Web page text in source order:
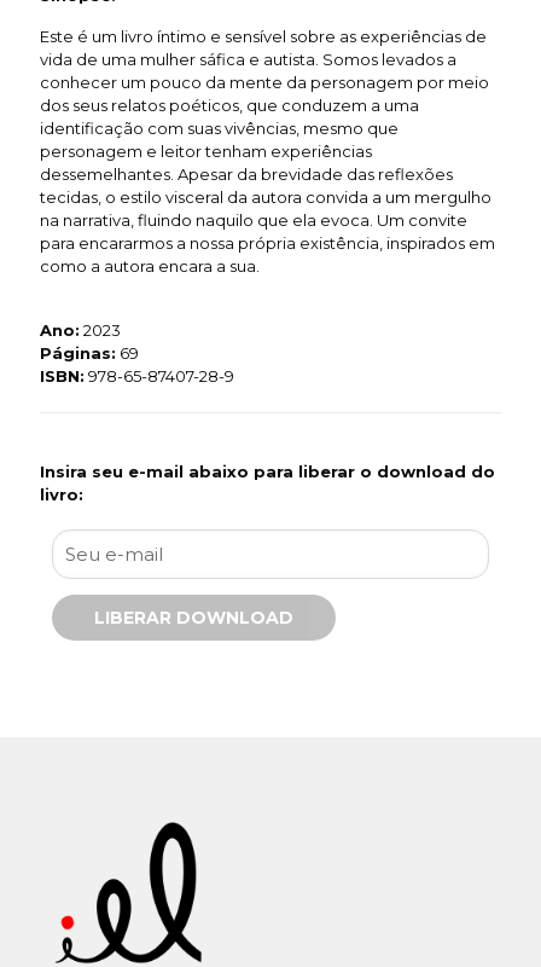
Este é um livro íntimo e sensível sobre as experiências de
vida de uma mulher sáfica e autista. Somos levados a
conhecer um pouco da mente da personagem por meio
dos seus relatos poéticos, que conduzem a uma
identificação com suas vivências, mesmo que
personagem e leitor tenham experiências
dessemelhantes. Apesar da brevidade das reflexões
tecidas, o estilo visceral da autora convida a um mergulho
na narrativa, fluindo naquilo que ela evoca. Um convite
para encararmos a nossa própria existência, inspirados em
como a autora encara a sua.
Ano: 2023
Páginas: 69
ISBN: 978-65-87407-28-9
Insira seu e-mail abaixo para liberar o download do
livro: